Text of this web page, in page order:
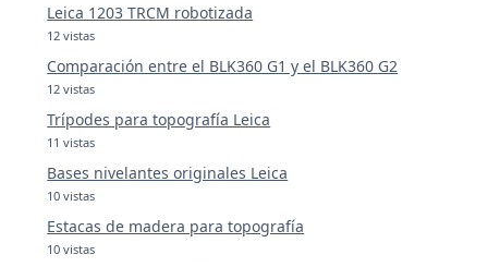
Leica 1203 TRCM robotizada
12 vistas
Comparación entre el BLK360 G1 y el BLK360 G2
12 vistas
Trípodes para topografía Leica
11 vistas
Bases nivelantes originales Leica
10 vistas
Estacas de madera para topografía
10 vistas